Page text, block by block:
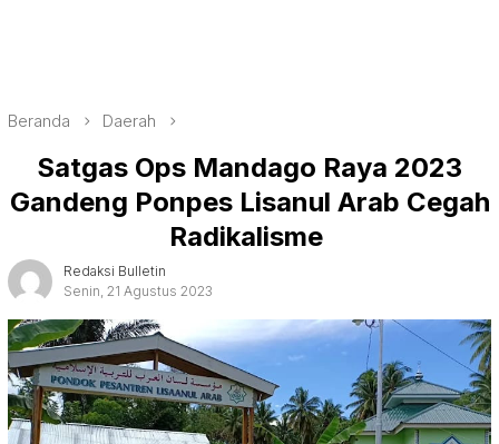
Beranda Daerah
Satgas Ops Mandago Raya 2023
Gandeng Ponpes Lisanul Arab Cegah
Radikalisme
Redaksi Bulletin
Senin, 21 Agustus 2023